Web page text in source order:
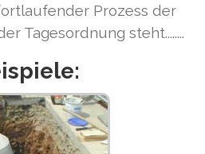
Prozess der
Tagesordnung steht........